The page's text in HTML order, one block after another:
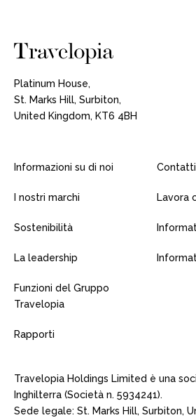
Platinum House,
St. Marks Hill, Surbiton,
United Kingdom, KT6 4BH
Informazioni su di noi
I nostri marchi
Sostenibilità
La leadership
Funzioni del Gruppo
Travelopia
Rapporti
Contatti
Lavora
Travelopia Holdings Limited è una
Inghilterra (Società n. 5934241).
Sede legale: St. Marks Hill, Surbiton,